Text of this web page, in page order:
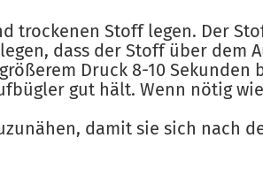
trockenen Stoff legen. Der
dass der Stoff über dem
Druck 8-10 Sekunden
gut hält. Wenn nötig
damit sie sich nach